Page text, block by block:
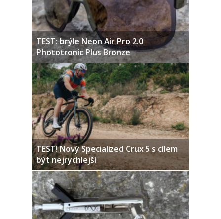
TEST: brýle Neon Air Pro 2.0
Phototronic Plus Bronze
TEST! Nový Specialized Crux 5 s cílem
být nejrychlejší